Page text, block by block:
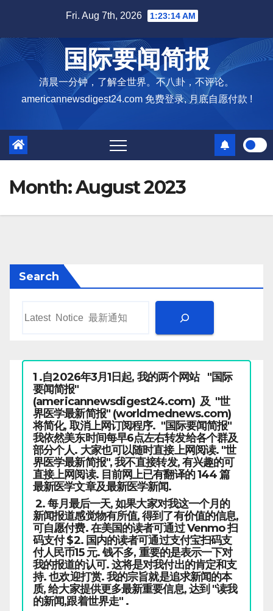
content
Fri. Aug 7th, 2026 1:23:15 AM
国际要闻简报
清晨一分钟，了解全世界。不八卦，不评论。
americannewsdigest24.com 免费登录, 月底自愿付款 !
Month:August 2023
Search
1 .自2026年3月1日起, 我的两个网站 "国际
要闻简报"
(americannewsdigest24.com) 及 "世
界医学最新简报" (worldmednews.com)
将简化, 取消上网订阅程序. "国际要闻简报"
我依然美东时间每早6点左右转发给各个群及
部分个人. 大家也可以随时直接上网阅读. "世
界医学最新简报", 我不直接转发, 有兴趣的可
直接上网阅读. 目前网上已有翻译的 144 篇
最新医学文章及最新医学新闻.
2. 每月最后一天, 如果大家对我这一个月的
新闻报道感觉物有所值, 得到了有价值的信息,
可自愿付费. 在美国的读者可通过 Venmo 扫
码支付 $2. 国内的读者可通过支付宝扫码支
付人民币15 元. 钱不多, 重要的是表示一下对
我的报道的认可. 这将是对我付出的肯定和支
持. 也欢迎打赏. 我的宗旨就是追求新闻的本
质, 给大家提供更多最新重要信息, 达到 "读我
的新闻,跟着世界走" .